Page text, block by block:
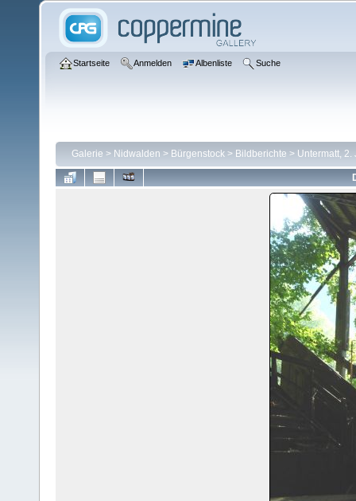
Startseite Anmelden Albenliste Suche
Galerie > Nidwalden > Bürgenstock > Bildberichte > Untermatt, 2.